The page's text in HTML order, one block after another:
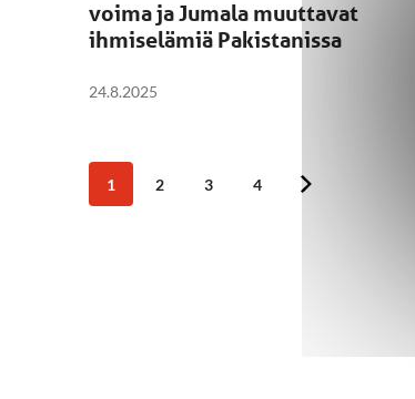
voima ja Jumala muuttavat
ihmiselämiä Pakistanissa
24.8.2025
1 2 3 4